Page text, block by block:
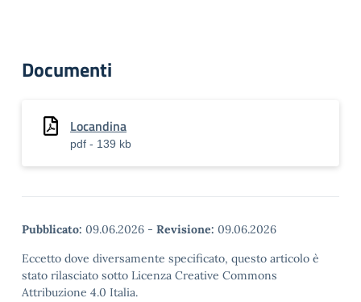
Documenti
Locandina
pdf - 139 kb
Pubblicato: 09.06.2026 - Revisione: 09.06.2026
Eccetto dove diversamente specificato, questo articolo è
stato rilasciato sotto Licenza Creative Commons
Attribuzione 4.0 Italia.